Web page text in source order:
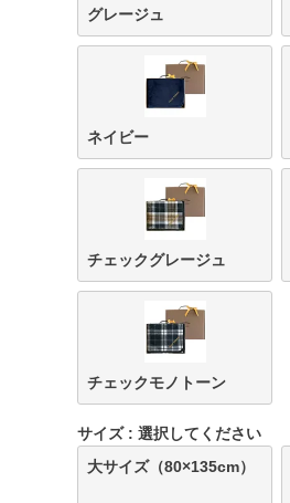
グレージュ
ネイビー
チェックグレージュ
チェックモノトーン
サイズ
選択してください
大サイズ（80×135cm）